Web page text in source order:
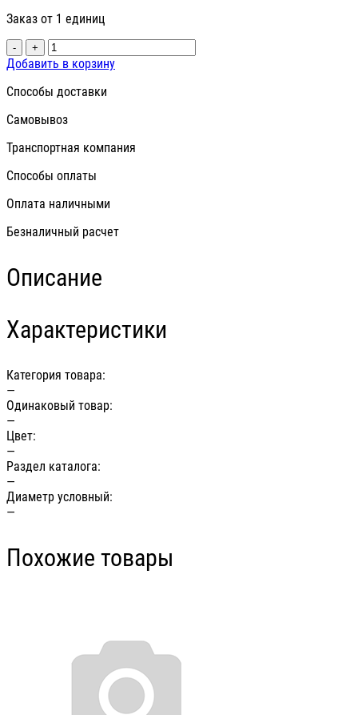
Заказ от 1 единиц
- +
Добавить в корзину
Способы доставки
Самовывоз
Транспортная компания
Способы оплаты
Оплата наличными
Безналичный расчет
Описание
Характеристики
Категория товара:
—
Одинаковый товар:
—
Цвет:
—
Раздел каталога:
—
Диаметр условный:
—
Похожие товары